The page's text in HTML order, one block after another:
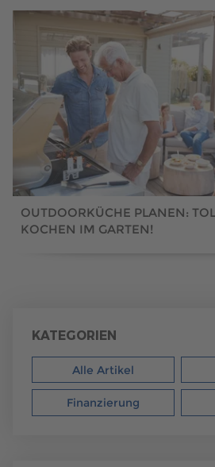
OUTDOORKÜCHE PLANEN:
KOCHEN IM GARTEN!
KATEGORIEN
Alle Artikel
Finanzierung